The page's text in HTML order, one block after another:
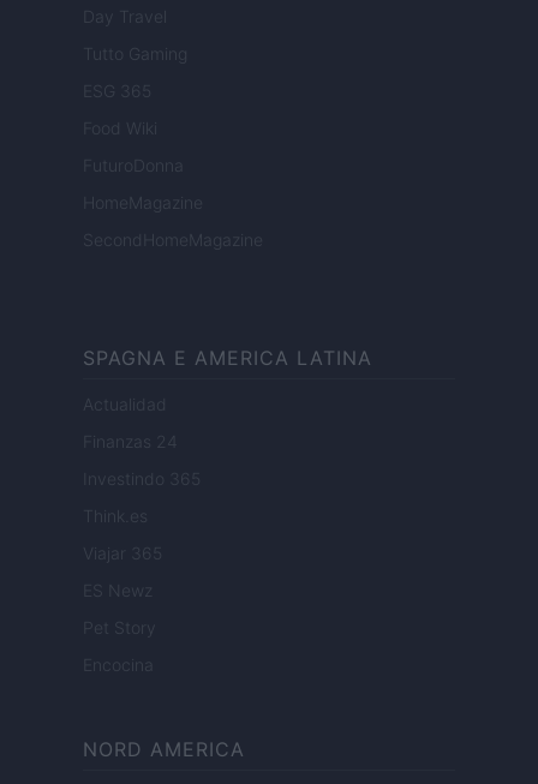
Day Travel
Tutto Gaming
ESG 365
Food Wiki
FuturoDonna
HomeMagazine
SecondHomeMagazine
SPAGNA E AMERICA LATINA
Actualidad
Finanzas 24
Investindo 365
Think.es
Viajar 365
ES Newz
Pet Story
Encocina
NORD AMERICA